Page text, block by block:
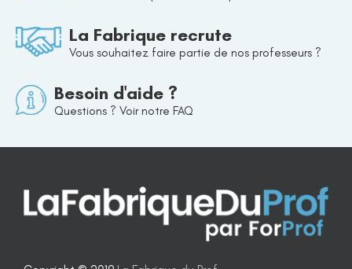
La Fabrique recrute
Vous souhaitez faire partie de nos professeurs ?
Besoin d'aide ?
Questions ? Voir notre FAQ